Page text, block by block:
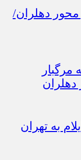
محور دهلران/
دهلران
به تهران